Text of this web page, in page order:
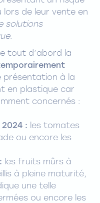
de leur vente en
solutions
.
tout d’abord la
présentation à la
en plastique car
concernés :
2024 :
les tomates
ou encore les
les fruits mûrs à
à pleine maturité,
une telle
ou encore les